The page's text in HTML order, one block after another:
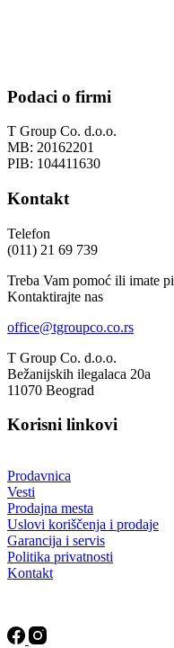
Podaci o firmi
T Group Co. d.o.o.
MB: 20162201
PIB: 104411630
Kontakt
Telefon
(011) 21 69 739
Treba Vam pomoć ili imate
Kontaktirajte nas
office@tgroupco.co.rs
T Group Co. d.o.o.
Bežanijskih ilegalaca 20a
11070 Beograd
Korisni linkovi
Prodavnica
Vesti
Prodajna mesta
Uslovi koriščenja i prodaje
Garancija i servis
Politika privatnosti
Kontakt